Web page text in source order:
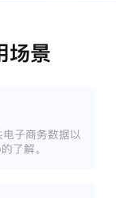
场景
子商务数据以
了解。